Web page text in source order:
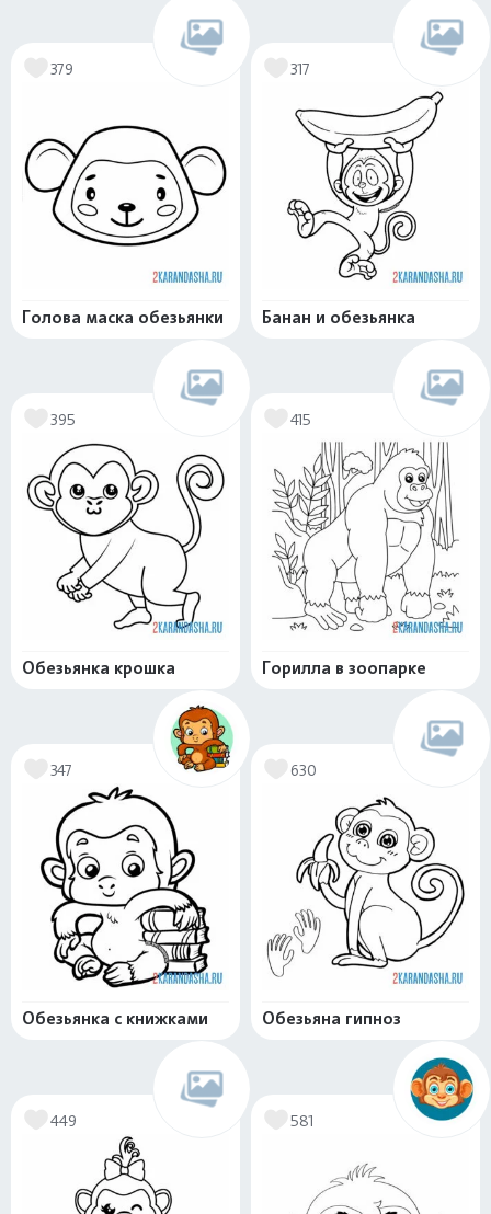
379
Голова маска обезьянки
317
Банан и обезьянка
395
Обезьянка крошка
415
Горилла в зоопарке
347
Обезьянка с книжками
630
Обезьяна гипноз
449 581